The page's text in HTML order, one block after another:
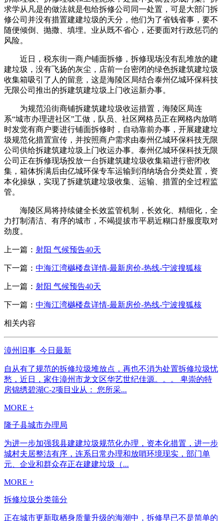
求学从凡是的做法就是包给拆修公司同一处置，可是大部门拆
修公司并没有措置建建垃圾的天分，他们为了省钱省事，要不
随便倾倒、抛撒、填埋。业从既不省心，还要面对行政惩罚的
风险。
近日，税东街一商户铺面拆修，拆修现场没有乱堆放的建
建垃圾，没有飞扬的灰尘，店前一台密闭的绿色拆建筑建垃圾
收集箱吸引了人的留意，这是海陵区局结合泰州亿城环保科技
无限公司推出的拆建筑建垃圾上门收运新办事。
为规范沿街商铺拆建筑建垃圾收运措置，海陵区局连
系“城市办理进社区”工做，队员、社区网格员正在网格内放哨
时发觉有商户要进行铺面拆修时，自动靠前办事，开展建建垃
圾规范化措置宣传，并按照商户需求由泰州亿城环保科技无限
公司供给拆建筑建垃圾上门收运办事。泰州亿城环保科技无限
公司正在拆修现场投放一台拆建筑建垃圾收集箱进行密闭收
集，箱体拆满后由亿城环保专车运输到消纳场合分类处置，资
本化操纵，实现了拆建筑建垃圾收集、运输、措置的全过程监
管。
海陵区局将持续健全长效监管机制，长效化、精细化，全
力打制清洁、有序的城市，不竭提拔市平易近糊口舒服度取对
劲度。
上一篇： 射阳 气候预告40天
下一篇： 中海江湾樾楼盘详情-最新房价-热线-宁波搜狐核
上一篇： 射阳 气候预告40天
下一篇： 中海江湾樾楼盘详情-最新房价-热线-宁波搜狐核
相关内容
漳州旧事_今日最新
自从有了规范的拆修垃圾堆放点，再也不消为处置拆修垃圾忧
愁，近日，家住漳州市龙文区华艺世纪佳源。。。 卑崇的特
房锦绣碧湖C-2项目业从： 您所采...
MORE +
隆子县城市办理局
为进一步加强我县建建垃圾规范化办理，资本化措置，进一步
城村夫居整洁有序，连系日常办理和放哨环境现实，部门单
元、企业和群众存正在建建垃圾（...
MORE +
拆修垃圾分类筛分
正在城市更新取栖身质量升级的海潮中，拆修早已不是简单的